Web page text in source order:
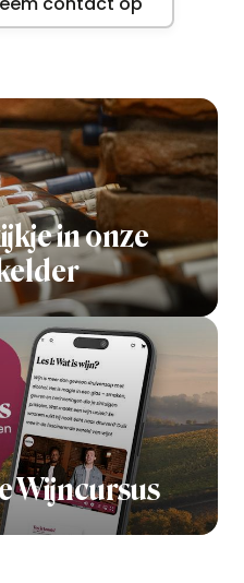
in onze
Wijncursus